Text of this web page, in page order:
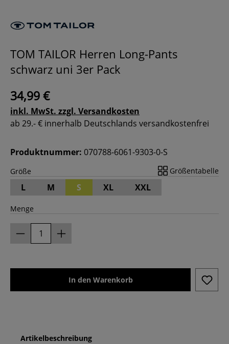
TOM TAILOR Herren Long-Pants
schwarz uni 3er Pack
34,99 €
inkl. MwSt. zzgl. Versandkosten
ab 29.- € innerhalb Deutschlands versandkostenfrei
Produktnummer: 070788-6061-9303-0-S
Größe Größentabelle
L M S XL XXL
Menge
In den Warenkorb
Artikelbeschreibung